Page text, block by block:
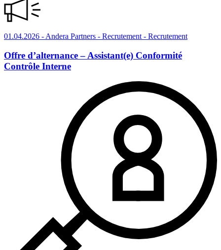
01.04.2026 - Andera Partners - Recrutement- Recrutement
Offre d’alternance – Assistant(e) Conformité
Contrôle Interne